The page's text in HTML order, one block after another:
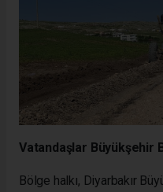
Vatandaşlar Büyükşehir
Bölge halkı, Diyarbakır